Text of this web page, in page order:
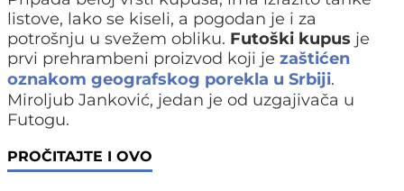
listove, lako se kiseli, a pogodan je i za
potrošnju u svežem obliku. Futoški kupus je
prvi prehrambeni proizvod koji je zaštićen
oznakom geografskog porekla u Srbiji.
Miroljub Janković, jedan je od uzgajivača u
Futogu.
PROČITAJTE I OVO